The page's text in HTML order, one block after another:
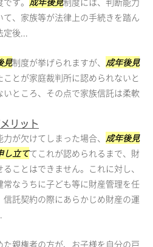
、家族等が法律上の手続きを踏ん
定後...
見制度が挙げられますが、 成年後見
とが家庭裁判所に認められないと
ところ、その点で家族信託は柔軟
リット
が欠けてしまった場合、 成年後見
し立ててこれが認められるまで、財
ことはできません。これに対し、
なうちに子ども等に財産管理を任
託契約の際にあらかじめ財産の運
親権者の方が、お子様を自分の戸